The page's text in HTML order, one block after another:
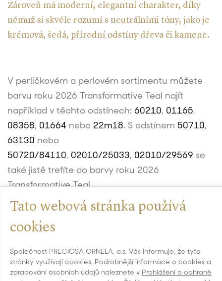
Zároveň má moderní, elegantní charakter, díky
němuž si skvěle rozumí s neutrálními tóny, jako je
krémová, šedá, přírodní odstíny dřeva či kamene.
V perličkovém a perlovém sortimentu můžete
barvu roku 2026 Transformative Teal najít
například v těchto odstínech: 60210, 01165,
08358, 01664 nebo 22m18. S odstínem 50710,
63130 nebo
50720/84110, 02010/25033, 02010/29569 se
také jistě trefíte do barvy roku 2026
Transformative Teal.
New seed bead shades:
01913,01914-card 3195
60210,61210,66210,67210-card 3197
Tato webová stránka používá
cookies
Společnost PRECIOSA ORNELA, a.s. Vás informuje, že tyto
stránky využívají cookies. Podrobnější informace o cookies a
zpracování osobních údajů naleznete v Prohlášení o ochraně